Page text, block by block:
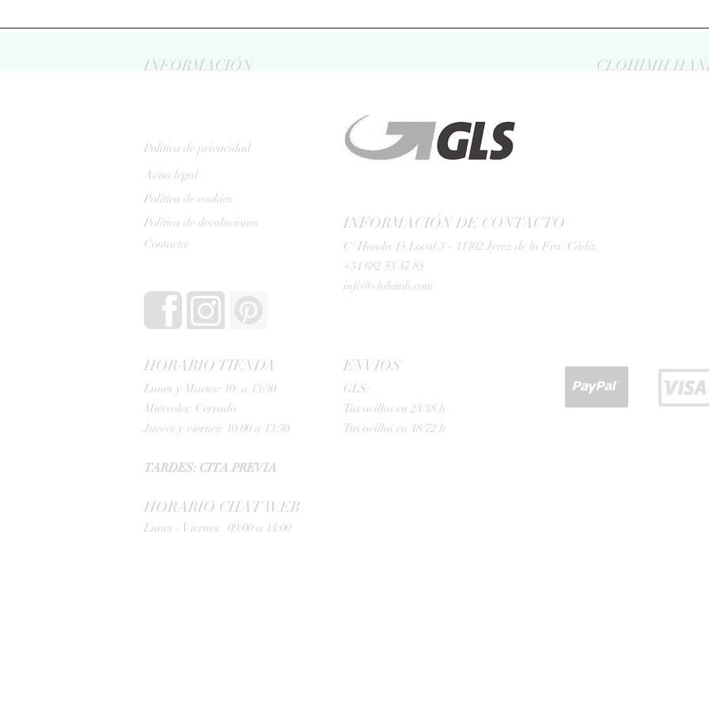
INFORMACIÓN CLOHIMH
Politica de privacidad
Aviso legal
Política de cookies
Política de devoluciones
Contacta
INFORMACIÓN DE CONTACTO
C/ Honda 15 Local 3 - 11402 Jerez de la Fra. Cádiz
+34 682 53 47 85
info@clohimh.com
HORARIO TIENDA
Lunes y Martes: 10: a 13:30
Miércoles: Cerrado
Jueves y viernes: 10:00 a 13:30
TARDES: CITA PREVIA
HORARIO CHAT WEB
Lunes - Viernes: 09:00 a 14:00
ENVIOS
GLS:
Tus ovillos en 24/48 h
Tus ovillos en 48/72 h